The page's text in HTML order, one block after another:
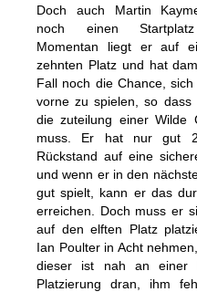
Doch auch Martin
noch einen
Momentan liegt er auf
zehnten Platz und hat
Fall noch die Chance,
vorne zu spielen, so dass
die zuteilung einer Wilde
muss. Er hat nur gut
Rückstand auf eine
und wenn er in den
gut spielt, kann er das
erreichen. Doch muss er
auf den elften Platz
Ian Poulter in Acht
dieser ist nah an einer
Platzierung dran, ihm